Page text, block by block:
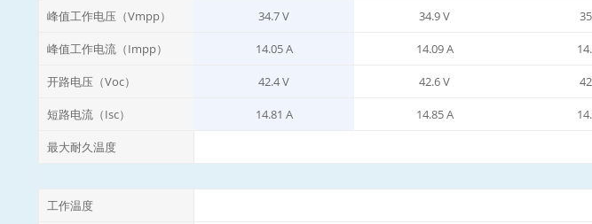
峰值工作电压（Vmpp） 34.7 V 34.9 V
峰值工作电流（Impp） 14.05 A 14.09 A
开路电压（Voc） 42.4 V 42.6 V
短路电流（Isc） 14.81 A 14.85 A
最大耐久温度
工作温度